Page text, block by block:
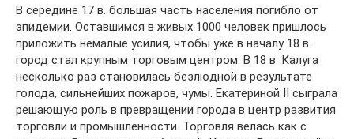
В середине 17 в. большая часть населения погибло от
эпидемии. Оставшимся в живых 1000 человек пришлось
приложить немалые усилия, чтобы уже в началу 18 в.
город стал крупным торговым центром. В 18 в. Калуга
несколько раз становилась безлюдной в результате
голода, сильнейших пожаров, чумы. Екатериной II сыграла
решающую роль в превращении города в центр развития
торговли и промышленности. Торговля велась как с